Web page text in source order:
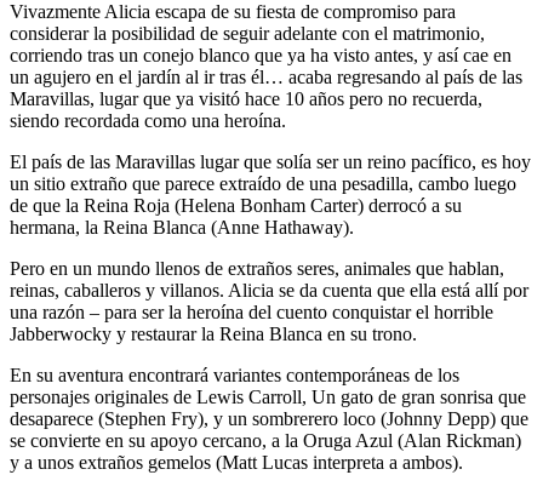
Vivazmente Alicia escapa de su fiesta de compromiso para
considerar la posibilidad de seguir adelante con el matrimonio,
corriendo tras un conejo blanco que ya ha visto antes, y así cae en
un agujero en el jardín al ir tras él… acaba regresando al país de las
Maravillas, lugar que ya visitó hace 10 años pero no recuerda,
siendo recordada como una heroína.
El país de las Maravillas lugar que solía ser un reino pacífico, es hoy
un sitio extraño que parece extraído de una pesadilla, cambo luego
de que la Reina Roja (Helena Bonham Carter) derrocó a su
hermana, la Reina Blanca (Anne Hathaway).
Pero en un mundo llenos de extraños seres, animales que hablan,
reinas, caballeros y villanos. Alicia se da cuenta que ella está allí por
una razón – para ser la heroína del cuento conquistar el horrible
Jabberwocky y restaurar la Reina Blanca en su trono.
En su aventura encontrará variantes contemporáneas de los
personajes originales de Lewis Carroll, Un gato de gran sonrisa que
desaparece (Stephen Fry), y un sombrerero loco (Johnny Depp) que
se convierte en su apoyo cercano, a la Oruga Azul (Alan Rickman)
y a unos extraños gemelos (Matt Lucas interpreta a ambos).